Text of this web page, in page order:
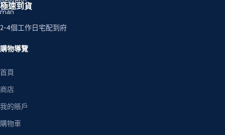
極速到貨
2-4個工作日宅配到府
購物導覽
首頁
商店
我的賬戶
購物車